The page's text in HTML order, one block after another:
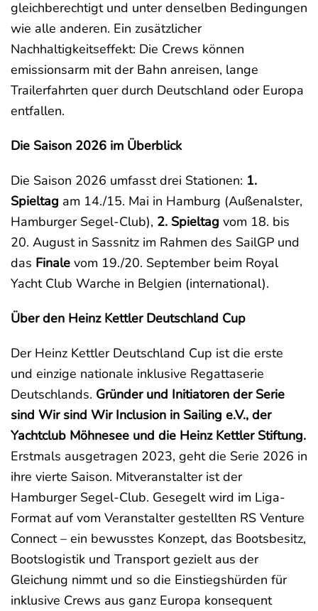
gleichberechtigt und unter denselben Bedingungen
wie alle anderen. Ein zusätzlicher
Nachhaltigkeitseffekt: Die Crews können
emissionsarm mit der Bahn anreisen, lange
Trailerfahrten quer durch Deutschland oder Europa
entfallen.
Die Saison 2026 im Überblick
Die Saison 2026 umfasst drei Stationen: 1.
Spieltag am 14./15. Mai in Hamburg (Außenalster,
Hamburger Segel-Club), 2. Spieltag vom 18. bis
20. August in Sassnitz im Rahmen des SailGP und
das Finale vom 19./20. September beim Royal
Yacht Club Warche in Belgien (international).
Über den Heinz Kettler Deutschland Cup
Der Heinz Kettler Deutschland Cup ist die erste
und einzige nationale inklusive Regattaserie
Deutschlands. Gründer und Initiatoren der Serie
sind Wir sind Wir Inclusion in Sailing e.V., der
Yachtclub Möhnesee und die Heinz Kettler Stiftung.
Erstmals ausgetragen 2023, geht die Serie 2026 in
ihre vierte Saison. Mitveranstalter ist der
Hamburger Segel-Club. Gesegelt wird im Liga-
Format auf vom Veranstalter gestellten RS Venture
Connect – ein bewusstes Konzept, das Bootsbesitz,
Bootslogistik und Transport gezielt aus der
Gleichung nimmt und so die Einstiegshürden für
inklusive Crews aus ganz Europa konsequent